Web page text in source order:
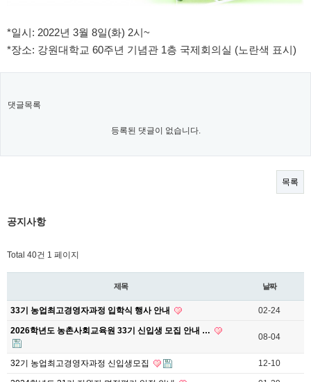
*일시: 2022년 3월 8일(화) 2시~
*장소: 강원대학교 60주년 기념관 1층 국제회의실 (노란색 표시)
댓글목록
등록된 댓글이 없습니다.
목록
공지사항
Total 40건 1 페이지
제목 날짜
33기 농업최고경영자과정 입학식 행사 안내 02-24
2026학년도 농촌사회교육원 33기 신입생 모집 안내 …
08-04
32기 농업최고경영자과정 신입생모집 12-10